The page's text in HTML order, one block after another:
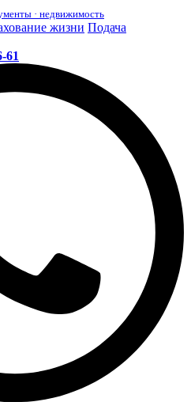
· недвижимость
жизни Подача
61